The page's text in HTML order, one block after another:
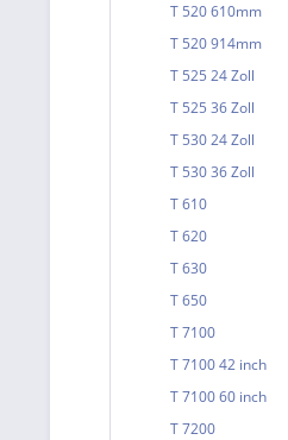
T 520 610mm
T 520 914mm
T 525 24 Zoll
T 525 36 Zoll
T 530 24 Zoll
T 530 36 Zoll
T 610
T 620
T 630
T 650
T 7100
T 7100 42 inch
T 7100 60 inch
T 7200